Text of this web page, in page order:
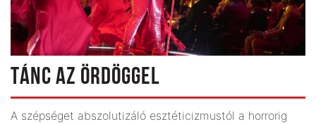
TÁNC AZ ÖRDÖGGEL
A szépséget abszolutizáló esztéticizmustól a horrorig